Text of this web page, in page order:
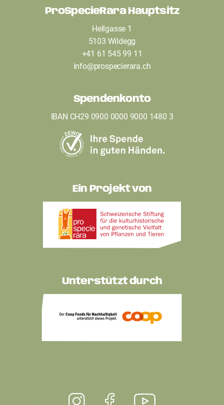
ProSpecieRara Hauptsitz
Hellgasse 1
5103 Wildegg
+41 61 545 99 11
info@prospecierara.ch
Spendenkonto
IBAN CH29 0900 0000 9000 1480 3
Ein Projekt von
Unterstützt durch